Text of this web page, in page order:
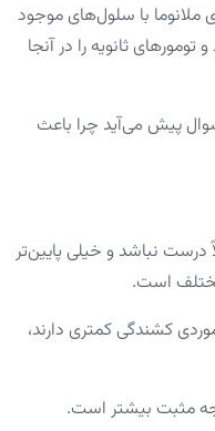
با سلول‌های موجود
ثانویه را در آنجا
پیش می‌آید چرا باعث
سال (در مقایسه با ۳۲۵۰۰۰ مورد ملانوما) احتمالاً درست نباشد و خیلی پایین‌تر
است.
کشندگی کمتری دارند،
مثبت بیشتر است.